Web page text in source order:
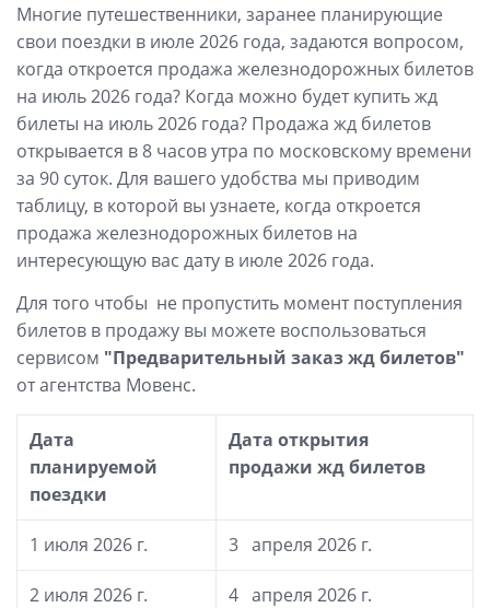
Многие путешественники, заранее планирующие
свои поездки в июле 2026 года, задаются вопросом,
когда откроется продажа железнодорожных билетов
на июль 2026 года? Когда можно будет купить жд
билеты на июль 2026 года? Продажа жд билетов
открывается в 8 часов утра по московскому времени
за 90 суток. Для вашего удобства мы приводим
таблицу, в которой вы узнаете, когда откроется
продажа железнодорожных билетов на
интересующую вас дату в июле 2026 года.
Для того чтобы не пропустить момент поступления
билетов в продажу вы можете воспользоваться
сервисом "Предварительный заказ жд билетов"
от агентства Мовенс.
Дата
планируемой
поездки
Дата открытия
продажи жд билетов
1 июля 2026 г. 3 апреля 2026 г.
2 июля 2026 г. 4 апреля 2026 г.